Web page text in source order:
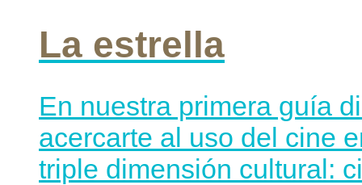
La estrella
En nuestra primera guía
acercarte al uso del cine
triple dimensión cultural: